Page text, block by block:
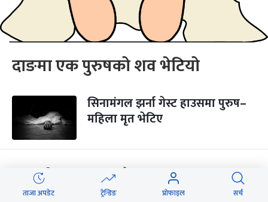
दाङमा एक पुरुषको शव भेटियो
सिनामंगल झर्ना गेस्ट हाउसमा पुरुष–
महिला मृत भेटिए
काठमाडौंको थलीमा एक पुरुष मृत
भेटिए
ताजा अपडेट ट्रेन्डिङ प्रोफाइल सर्च